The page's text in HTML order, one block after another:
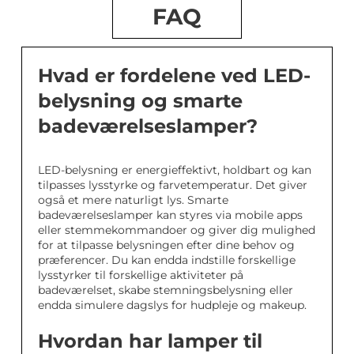
FAQ
Hvad er fordelene ved LED-
belysning og smarte
badeværelseslamper?
LED-belysning er energieffektivt, holdbart og kan
tilpasses lysstyrke og farvetemperatur. Det giver
også et mere naturligt lys. Smarte
badeværelseslamper kan styres via mobile apps
eller stemmekommandoer og giver dig mulighed
for at tilpasse belysningen efter dine behov og
præferencer. Du kan endda indstille forskellige
lysstyrker til forskellige aktiviteter på
badeværelset, skabe stemningsbelysning eller
endda simulere dagslys for hudpleje og makeup.
Hvordan har lamper til